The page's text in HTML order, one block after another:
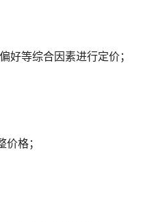
好等综合因素进行定价；
格；